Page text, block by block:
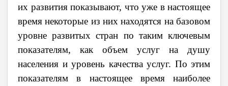
их развития показывают, что уже в настоящее
время некоторые из них находятся на базовом
уровне развитых стран по таким ключевым
показателям, как объем услуг на душу
населения и уровень качества услуг. По этим
показателям в настоящее время наиболее